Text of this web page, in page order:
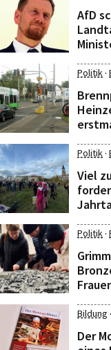
AfD
Politik·
Politik·
Viel
Politik·
Bildung ·
Der